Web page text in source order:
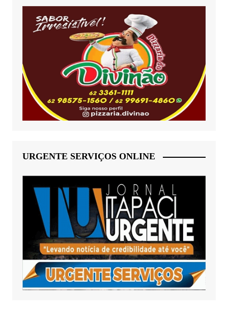
URGENTE SERVIÇOS ONLINE